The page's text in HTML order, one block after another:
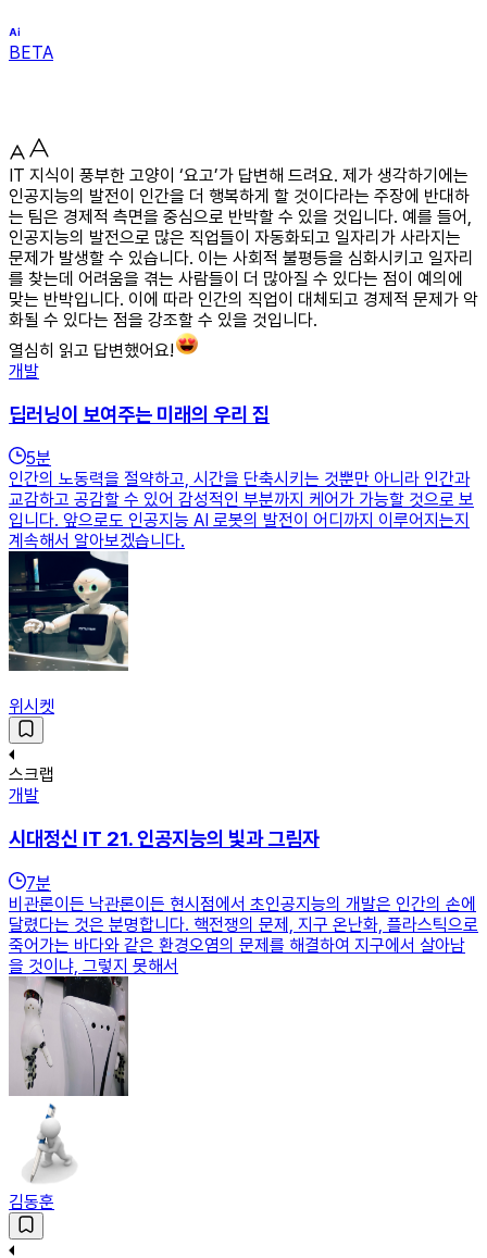
BETA
IT 지식이 풍부한 고양이 ‘요고’가 답변해 드려요. 제가 생각하기에는
인공지능의 발전이 인간을 더 행복하게 할 것이다라는 주장에 반대하
는 팀은 경제적 측면을 중심으로 반박할 수 있을 것입니다. 예를 들어,
인공지능의 발전으로 많은 직업들이 자동화되고 일자리가 사라지는
문제가 발생할 수 있습니다. 이는 사회적 불평등을 심화시키고 일자리
를 찾는데 어려움을 겪는 사람들이 더 많아질 수 있다는 점이 예의에
맞는 반박입니다. 이에 따라 인간의 직업이 대체되고 경제적 문제가 악
화될 수 있다는 점을 강조할 수 있을 것입니다.
열심히 읽고 답변했어요!
개발
딥러닝이 보여주는 미래의 우리 집
5분
인간의 노동력을 절약하고, 시간을 단축시키는 것뿐만 아니라 인간과
교감하고 공감할 수 있어 감성적인 부분까지 케어가 가능할 것으로 보
입니다. 앞으로도 인공지능 AI 로봇의 발전이 어디까지 이루어지는지
계속해서 알아보겠습니다.
위시켓
스크랩
개발
시대정신 IT 21. 인공지능의 빛과 그림자
7분
비관론이든 낙관론이든 현시점에서 초인공지능의 개발은 인간의 손에
달렸다는 것은 분명합니다. 핵전쟁의 문제, 지구 온난화, 플라스틱으로
죽어가는 바다와 같은 환경오염의 문제를 해결하여 지구에서 살아남
을 것이냐, 그렇지 못해서
김동훈